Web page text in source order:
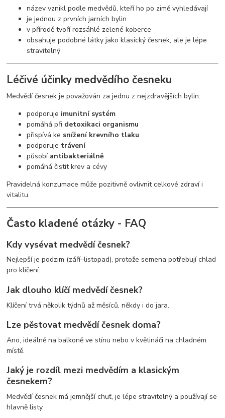
název vznikl podle medvědů, kteří ho po zimě vyhledávají
je jednou z prvních jarních bylin
v přírodě tvoří rozsáhlé zelené koberce
obsahuje podobné látky jako klasický česnek, ale je lépe
stravitelný
Léčivé účinky medvědího česneku
Medvědí česnek je považován za jednu z nejzdravějších bylin:
podporuje imunitní systém
pomáhá při detoxikaci organismu
přispívá ke snížení krevního tlaku
podporuje trávení
působí antibakteriálně
pomáhá čistit krev a cévy
Pravidelná konzumace může pozitivně ovlivnit celkové zdraví i
vitalitu.
Často kladené otázky - FAQ
Kdy vysévat medvědí česnek?
Nejlepší je podzim (září–listopad), protože semena potřebují chlad
pro klíčení.
Jak dlouho klíčí medvědí česnek?
Klíčení trvá několik týdnů až měsíců, někdy i do jara.
Lze pěstovat medvědí česnek doma?
Ano, ideálně na balkoně ve stínu nebo v květináči na chladném
místě.
Jaký je rozdíl mezi medvědím a klasickým
česnekem?
Medvědí česnek má jemnější chuť, je lépe stravitelný a používají se
hlavně listy.